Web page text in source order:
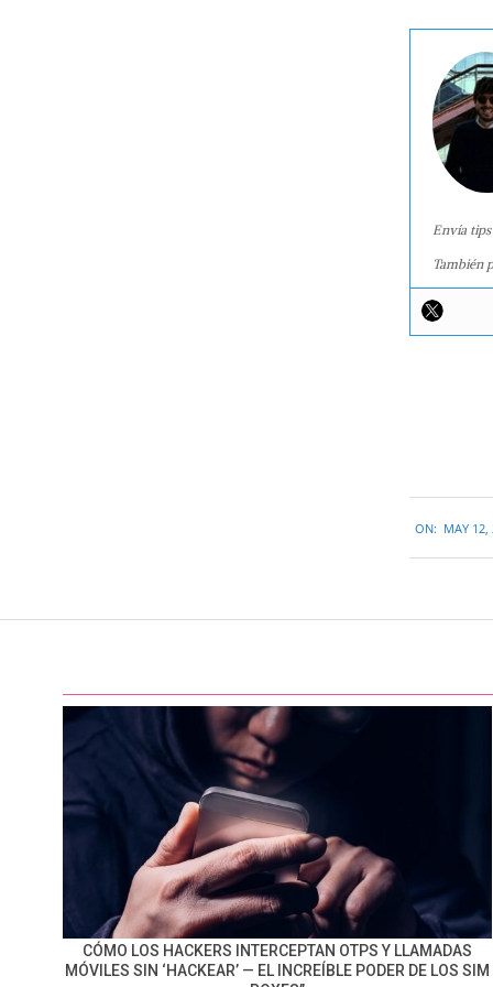
Envía
También
05-
12
ON: MAY 12,
CÓMO LOS HACKERS INTERCEPTAN OTPS Y LLAMADAS
MÓVILES SIN ‘HACKEAR’ — EL INCREÍBLE PODER DE LOS SIM